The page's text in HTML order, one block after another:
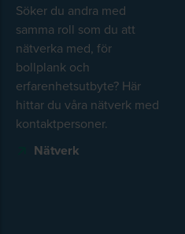
Söker du andra med
samma roll som du att
nätverka med, för
bollplank och
erfarenhetsutbyte? Här
hittar du våra nätverk med
kontaktpersoner.
Nätverk